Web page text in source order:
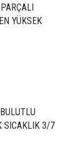
YÜKSEK
SICAKLIK 3/7